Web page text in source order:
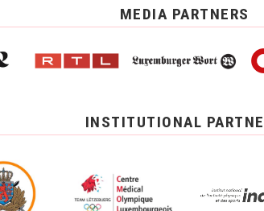
MEDIA PARTNERS
INSTITUTIONAL